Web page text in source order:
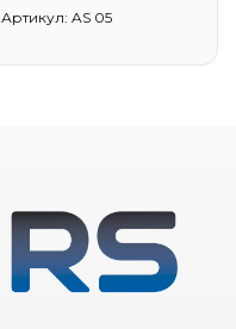
Артикул: AS 05